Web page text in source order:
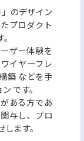
がります。
環境づくりを
る、
ただける方を
が転職したい
になるかもし
のデザイン
プロダクト
ザー体験を
イヤーフレ
築 などを⼿
です。
ある⽅であ
与し、プロ
ます。